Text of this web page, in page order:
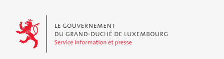
Le Gouvernement du Grand-Duché de Luxembourg - Service